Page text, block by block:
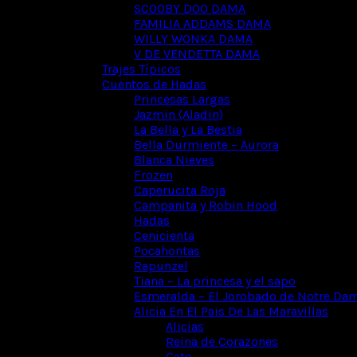
SCOOBY DOO DAMA
FAMILIA ADDAMS DAMA
WILLY WONKA DAMA
V DE VENDETTA DAMA
Trajes Típicos
Cuentos de Hadas
Princesas Largas
Jazmin (Aladin)
La Bella y La Bestia
Bella Durmiente – Aurora
Blanca Nieves
Frozen
Caperucita Roja
Campanita y Robin Hood
Hadas
Cenicienta
Pocahontas
Rapunzel
Tiana – La princesa y el sapo
Esmeralda – El Jorobado de Notre
Alicia En El Pais De Las Maravillas
Alicias
Reina de Corazones